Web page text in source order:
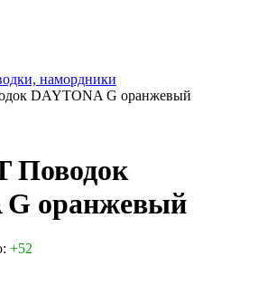
намордники
DAYTONA G оранжевый
Поводок
G оранжевый
+52